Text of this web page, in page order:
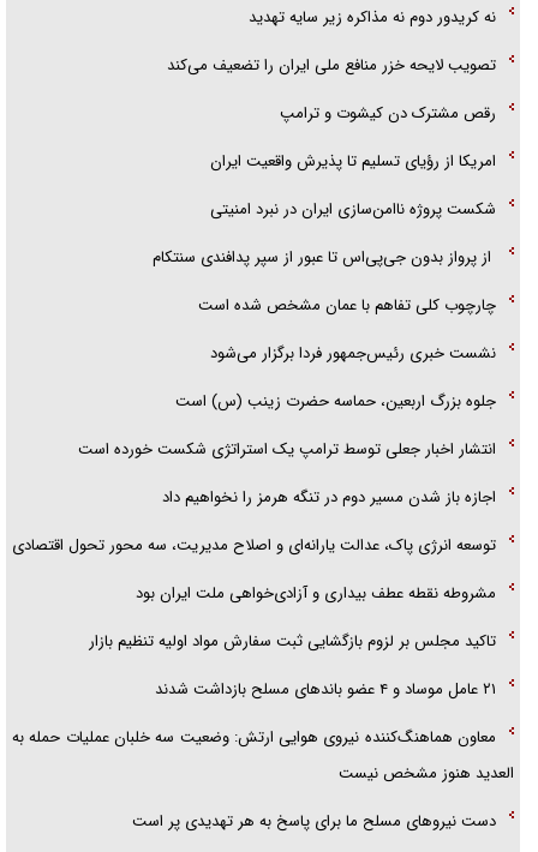
نه کریدور دوم نه مذاکره زیر سایه تهدید
تصویب لایحه خزر منافع ملی ایران را تضعیف می‌کند
رقص مشترک دن کیشوت و ترامپ
امریکا از رؤیای تسلیم تا پذیرش واقعیت ایران
شکست پروژه ناامن‌سازی ایران در نبرد امنیتی
از پرواز بدون جی‌پی‌اس تا عبور از سپر پدافندی سنتکام
چارچوب کلی تفاهم با عمان مشخص شده است
نشست خبری رئیس‌جمهور فردا برگزار می‌شود
جلوه بزرگ اربعین، حماسه حضرت زینب (س) است
انتشار اخبار جعلی توسط ترامپ یک استراتژی شکست خورده است
اجازه باز شدن مسیر دوم در تنگه هرمز را نخواهیم داد
توسعه انرژی پاک، عدالت یارانه‌ای و اصلاح مدیریت، سه محور تحول اقتصادی
مشروطه نقطه عطف بیداری و آزادی‌خواهی ملت ایران بود
تاکید مجلس بر لزوم بازگشایی ثبت سفارش مواد اولیه تنظیم بازار
۲۱ عامل موساد و ۴ عضو باند‌های مسلح بازداشت شدند
معاون هماهنگ‌کننده نیروی هوایی ارتش: وضعیت سه خلبان عملیات حمله به
العدید هنوز مشخص نیست
دست نیرو‌های مسلح ما برای پاسخ به هر تهدیدی پر است